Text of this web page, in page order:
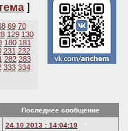
]
69 70
129 130
180 181
231 232
282 283
333 334
Последнее сообщение
24.10.2013 : 14:04:19